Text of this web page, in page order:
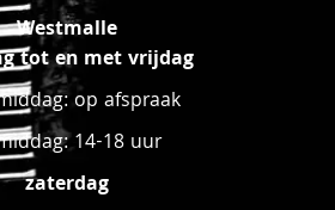
Westmalle
tot en met vrijdag
op afspraak
14-18 uur
zaterdag